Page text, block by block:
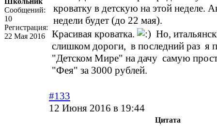
Сообщений:
10
Регистрация:
22 Мая 2016
кроватку в детскую на этой неделе.
недели будет (до 22 мая).
Красивая кроватка.
Но,
слишком дороги, в последний раз я
"Детском Мире" на дачу самую
"Фея" за 3000 рублей.
#133
12 Июня 2016 в 19:44
Цитата